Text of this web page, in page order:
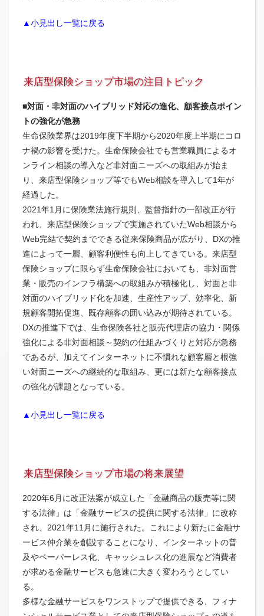
▲小見出し一覧に戻る
来店型保険ショップ市場の注目トピック
■対面・非対面のハイブリッド対応の進化、顧客接点ポイン
トの強化が急務
生命保険業界は2019年度下半期から2020年度上半期にコロ
ナ禍の影響を受けた。生命保険会社でも営業職員によるオ
ンライン相談の導入など非対面ニーズへの取組みが始ま
り、来店型保険ショップ等でもWeb相談を導入して1年が
経過した。
2021年1月に保険業法施行規則、監督指針の一部改正が行
われ、来店型保険ショップで実施されていたWeb相談から
Web完結で契約までできる従来保険商品が広がり、DXの推
進によって一層、顧客利便性も向上してきている。来店型
保険ショップに限らず生命保険会社においても、非対面営
業・販売のインフラ構築への取組みが積極化し、対面と非
対面のハイブリッド化を加速、生産性アップ、効率化、新
規顧客開拓促進、既存顧客の囲い込みが期待されている。
DXの推進下では、生命保険各社と販売代理店の協力・関係
強化による非対面相談～契約の仕組みづくりと対応が急務
であるが、加えてインターネットに不慣れな顧客層と根強
い対面ニーズへの継続的な取組み、更には新たな顧客接点
の強化が課題となっている。
▲小見出し一覧に戻る
来店型保険ショップ市場の将来展望
2020年6月に改正法案が成立した「金融商品の販売等に関
する法律」は「金融サービスの提供に関する法律」に改称
され、2021年11月に施行された。これにより新たに金融サ
ービス仲介業を創設することになり、インターネットの普
及やペーパーレス化、キャッシュレス化の進展など消費者
が求める金融サービスも急速に大きく変わろうとしてい
る。
多様な金融サービスをワンストップで提供できる、フィナ